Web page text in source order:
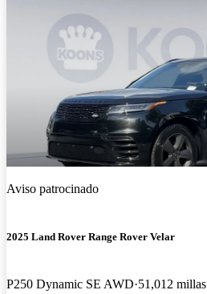
Aviso patrocinado
2025 Land Rover Range Rover Velar
P250 Dynamic SE AWD 51,012 millas